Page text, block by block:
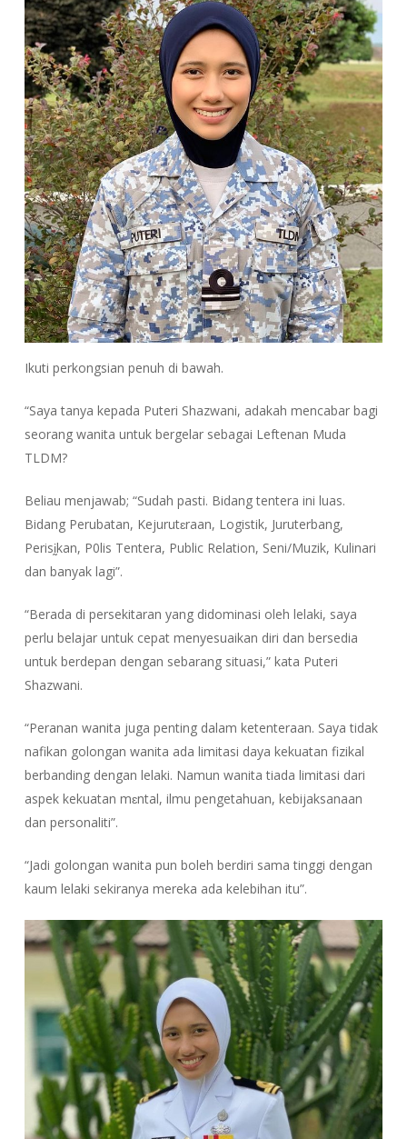
Ikuti perkongsian penuh di bawah.
“Saya tanya kepada Puteri Shazwani, adakah mencabar bagi
seorang wanita untuk bergelar sebagai Leftenan Muda
TLDM?
Beliau menjawab; “Sudah pasti. Bidang tentera ini luas.
Bidang Perubatan, Kejurutɛraan, Logistik, Juruterbang,
Perisḭkan, P0lis Tentera, Public Relation, Seni/Muzik, Kulinari
dan banyak lagi”.
“Berada di persekitaran yang didominasi oleh lelaki, saya
perlu belajar untuk cepat menyesuaikan diri dan bersedia
untuk berdepan dengan sebarang situasi,” kata Puteri
Shazwani.
“Peranan wanita juga penting dalam ketenteraan. Saya tidak
nafikan golongan wanita ada limitasi daya kekuatan fizikal
berbanding dengan lelaki. Namun wanita tiada limitasi dari
aspek kekuatan mɛntal, ilmu pengetahuan, kebijaksanaan
dan personaliti”.
“Jadi golongan wanita pun boleh berdiri sama tinggi dengan
kaum lelaki sekiranya mereka ada kelebihan itu”.